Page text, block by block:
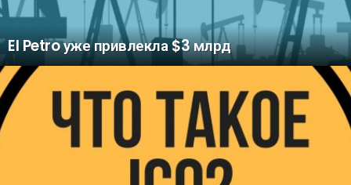
El Petro уже привлекла $3 млрд